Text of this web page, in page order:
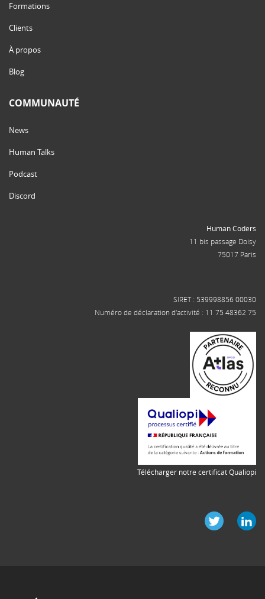
Formations
Clients
À propos
Blog
COMMUNAUTÉ
News
Human Talks
Podcast
Discord
Human Coders
11 bis passage Doisy
75017 Paris
SIRET : 539998856 00030
Numéro de déclaration d'activité : 11 75 48362 75
Télécharger notre certificat Qualiopi